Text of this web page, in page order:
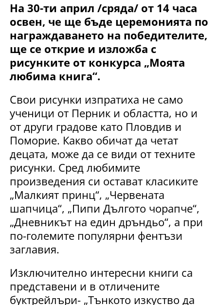
На 30-ти април /сряда/ от 14 часа
освен, че ще бъде церемонията по
награждаването на победителите,
ще се открие и изложба с
рисунките от конкурса „Моята
любима книга“.
Свои рисунки изпратиха не само
ученици от Перник и областта, но и
от други градове като Пловдив и
Поморие. Какво обичат да четат
децата, може да се види от техните
рисунки. Сред любимите
произведения си остават класиките
„Малкият принц“, „Червената
шапчица“, „Пипи Дългото чорапче“,
„Дневникът на един дръндьо“, а при
по-големите популярни фентъзи
заглавия.
Изключително интересни книги са
представени и в отличените
буктрейлъри- „Тънкото изкуство да